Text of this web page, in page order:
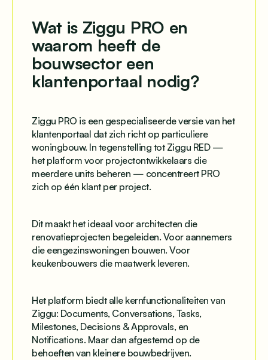
Wat is Ziggu PRO en
waarom heeft de
bouwsector een
klantenportaal nodig?
Ziggu PRO is een gespecialiseerde versie van het
klantenportaal dat zich richt op particuliere
woningbouw. In tegenstelling tot Ziggu RED —
het platform voor projectontwikkelaars die
meerdere units beheren — concentreert PRO
zich op één klant per project.
Dit maakt het ideaal voor architecten die
renovatieprojecten begeleiden. Voor aannemers
die eengezinswoningen bouwen. Voor
keukenbouwers die maatwerk leveren.
Het platform biedt alle kernfunctionaliteiten van
Ziggu: Documents, Conversations, Tasks,
Milestones, Decisions & Approvals, en
Notifications. Maar dan afgestemd op de
behoeften van kleinere bouwbedrijven.